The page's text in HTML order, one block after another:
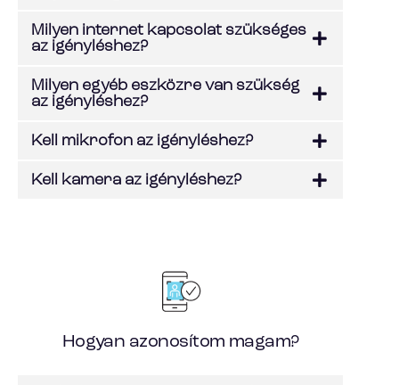
Milyen internet kapcsolat szükséges
az igényléshez?
Milyen egyéb eszközre van szükség
az igényléshez?
Kell mikrofon az igényléshez?
Kell kamera az igényléshez?
Hogyan azonosítom magam?